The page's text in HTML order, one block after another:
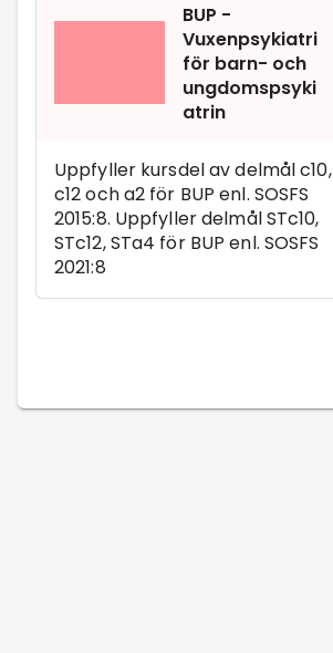
BUP -
Vuxenpsykiatri
för barn- och
ungdomspsyki
atrin
Uppfyller kursdel av delmål c10,
c12 och a2 för BUP enl. SOSFS
2015:8. Uppfyller delmål STc10,
STc12, STa4 för BUP enl. SOSFS
2021:8